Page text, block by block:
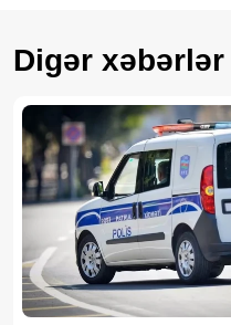
Digər xəbərlər